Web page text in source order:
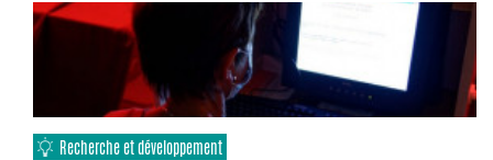
Recherche et développement